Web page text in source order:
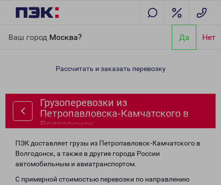
Ваш город Москва? Да Нет
Камчатского в Волгодонск
Рассчитать и заказать перевозку
Грузоперевозки из
Петропавловска-Камчатского в
Волгодонск
ПЭК доставляет грузы из Петропавловск-Камчатского в
Волгодонск, а также в другие города России
автомобильным и авиатранспортом.
С примерной стоимостью перевозки по направлению